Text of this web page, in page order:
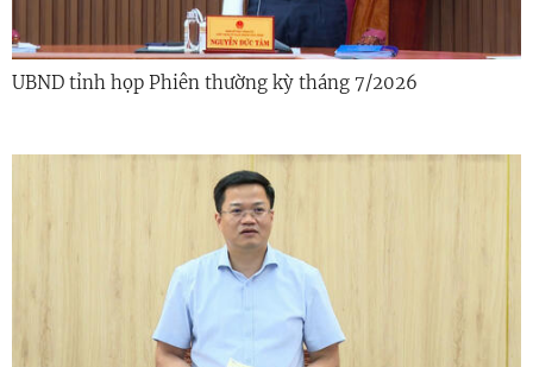
UBND tỉnh họp Phiên thường kỳ tháng 7/2026